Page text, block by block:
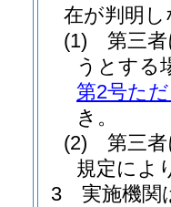
在が判明
(1)
第三
うとする
第2号た
き。
(2)
第三
規定によ
3
実施機関